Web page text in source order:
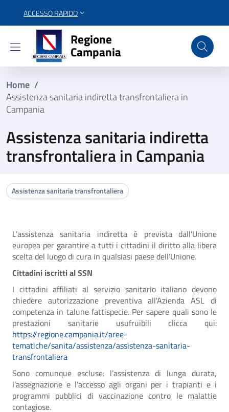
ACCESSO RAPIDO
Regione Campania
Regione
Campania
Home /
Assistenza sanitaria indiretta transfrontaliera in
Campania
Assistenza sanitaria indiretta
transfrontaliera in Campania
Assistenza sanitaria transfrontaliera
L’assistenza sanitaria indiretta è prevista dall'Unione
europea per garantire a tutti i cittadini il diritto alla libera
scelta del luogo di cura in qualsiasi paese dell’Unione.
Cittadini iscritti al SSN
I cittadini affiliati al servizio sanitario italiano devono
chiedere autorizzazione preventiva all'Azienda ASL di
competenza in talune fattispecie. Per sapere quali sono le
prestazioni sanitarie usufruibili clicca qui:
https://regione.campania.it/aree-
tematiche/sanita/assistenza/assistenza-sanitaria-
transfrontaliera
Sono comunque escluse: l’assistenza di lunga durata,
l’assegnazione e l’accesso agli organi per i trapianti e i
programmi pubblici di vaccinazione contro le malattie
contagiose.